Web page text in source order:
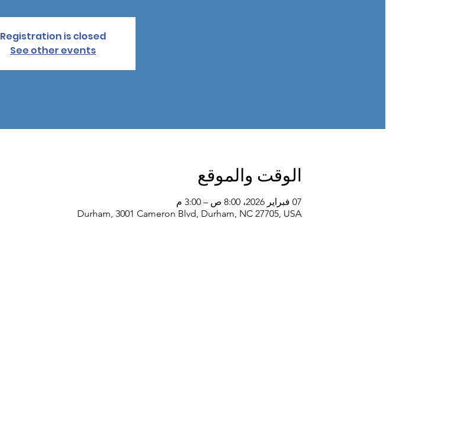
Registration is closed
See other events
الوقت والموقع
07 فبراير 2026، 8:00 ص – 3:00 م
Durham, 3001 Cameron Blvd, Durham, NC 27705, USA